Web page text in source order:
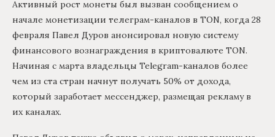
Активный рост монеты был вызван сообщением о
начале монетизации телеграм-каналов в TON, когда 28
февраля Павел Дуров анонсировал новую систему
финансового вознаграждения в криптовалюте TON.
Начиная с марта владельцы Telegram-каналов более
чем из ста стран начнут получать 50% от дохода,
который заработает мессенджер, размещая рекламу в
их каналах.